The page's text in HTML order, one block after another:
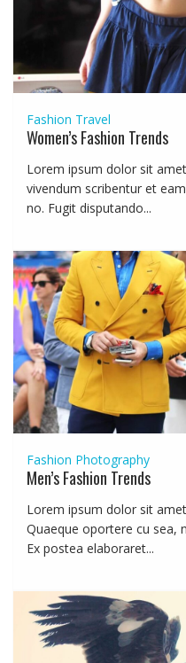
Fashion Travel
Women’s Fashion Trends
Lorem ipsum dolor sit
vivendum scribentur et
no. Fugit disputando...
Fashion Photography
Men’s Fashion Trends
Lorem ipsum dolor sit
Quaeque oportere cu sea,
Ex postea elaboraret...